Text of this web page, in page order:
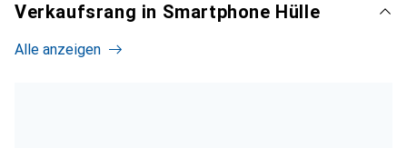
Verkaufsrang in Smartphone Hülle
Alle anzeigen